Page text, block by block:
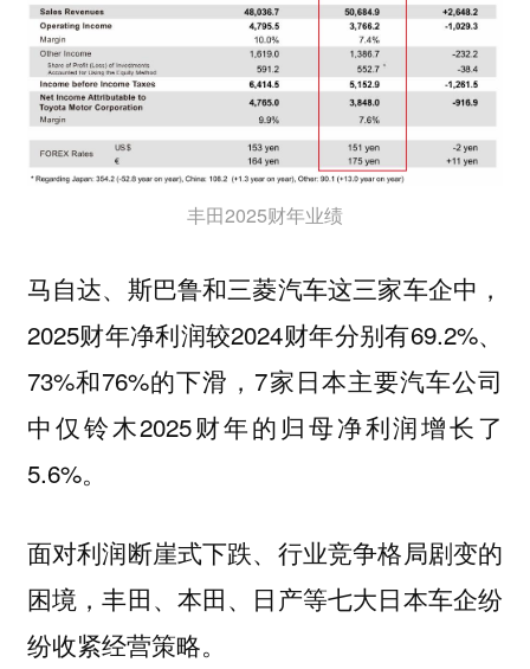
丰田2025财年业绩
马自达、斯巴鲁和三菱汽车这三家车企中，
2025财年净利润较2024财年分别有69.2%、
73%和76%的下滑，7家日本主要汽车公司
中仅铃木2025财年的归母净利润增长了
5.6%。
面对利润断崖式下跌、行业竞争格局剧变的
困境，丰田、本田、日产等七大日本车企纷
纷收紧经营策略。